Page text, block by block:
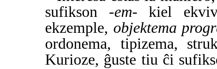
sufikson -em- kiel
ekzemple, objektema
ordonema, tipizema,
Kurioze, ĝuste tiu ĉi